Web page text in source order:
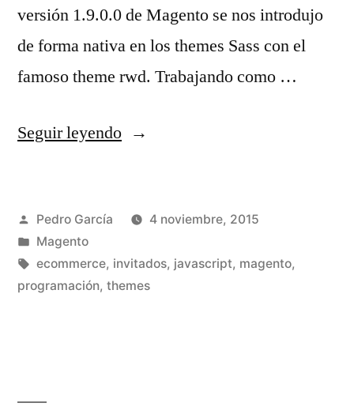
versión 1.9.0.0 de Magento se nos introdujo
de forma nativa en los themes Sass con el
famoso theme rwd. Trabajando como …
Seguir leyendo«Compilando
Sass
de
Magento
Publicado
por
Pedro García
4 noviembre, 2015
Publicado
en
Magento
Etiquetas:
ecommerce, invitados, javascript, magento,
programación, themes